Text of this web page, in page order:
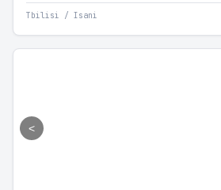
Tbilisi / Isani
<